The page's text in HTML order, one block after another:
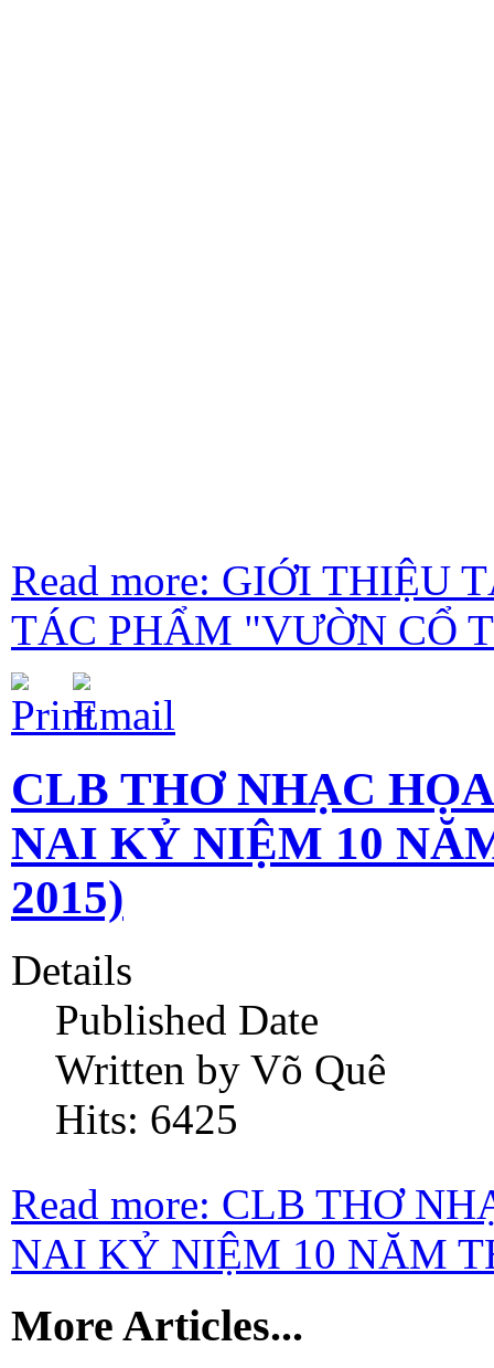
Read more: GIỚI THIỆU
TÁC PHẨM "VƯỜN CỔ
CLB THƠ NHẠC
NAI KỶ NIỆM 10
2015)
Details
Published Date
Written by Võ Quê
Hits: 6425
Read more: CLB THƠ
NAI KỶ NIỆM 10 NĂM
More Articles...